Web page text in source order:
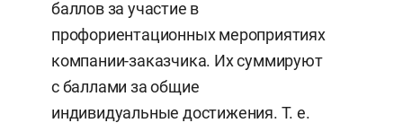
баллов за участие в
профориентационных мероприятиях
компании-заказчика. Их суммируют
с баллами за общие
индивидуальные достижения. Т. е.